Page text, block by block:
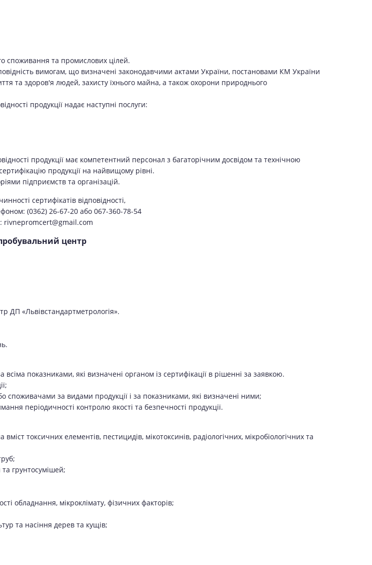
споживання та промислових цілей.
вимогам, що визначені законодавчими актами України, постановами КМ України
та здоров'я людей, захисту їхнього майна, а також охорони природнього
продукції надає наступні послуги:
продукції має компетентний персонал з багаторічним досвідом та технічною
продукції на найвищому рівні.
підприємств та організацій.
сертифікатів відповідності,
(0362) 26-67-20 або 067-360-78-54
rivnepromcert@gmail.com
центр
ДП «Львівстандартметрологія».
показниками, які визначені органом із сертифікації в рішенні за заявкою.
за видами продукції і за показниками, які визначені ними;
періодичності контролю якості та безпечності продукції.
токсичних елементів, пестицидів, мікотоксинів, радіологічних, мікробіологічних та
грунтосумішей;
обладнання, мікроклімату, фізичних факторів;
та насіння дерев та кущів;